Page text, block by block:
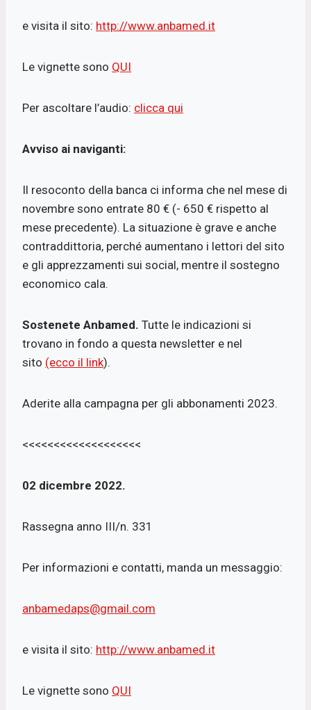
e visita il sito: http://www.anbamed.it
Le vignette sono QUI
Per ascoltare l’audio: clicca qui
Avviso ai naviganti:
Il resoconto della banca ci informa che nel mese di
novembre sono entrate 80 € (- 650 € rispetto al
mese precedente). La situazione è grave e anche
contraddittoria, perché aumentano i lettori del sito
e gli apprezzamenti sui social, mentre il sostegno
economico cala.
Sostenete Anbamed. Tutte le indicazioni si
trovano in fondo a questa newsletter e nel
sito (ecco il link).
Aderite alla campagna per gli abbonamenti 2023.
<<<<<<<<<<<<<<<<<<<
02 dicembre 2022.
Rassegna anno III/n. 331
Per informazioni e contatti, manda un messaggio:
anbamedaps@gmail.com
e visita il sito: http://www.anbamed.it
Le vignette sono QUI